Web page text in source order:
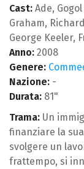
Cast: Ade,
Graham,
George Keeler,
Anno: 2008
Genere:
Nazione: -
Durata: 81"
Trama: Un
finanziare la
svolgere un
frattempo, si